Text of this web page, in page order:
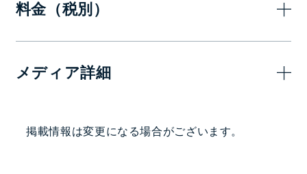
料金（税別）
7日(1週
1社ジャック 1,500,000
メディア詳細
掲載情報は変更になる場合がございます。